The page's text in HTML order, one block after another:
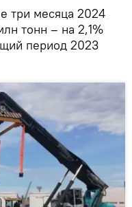
три месяца 2024
тонн – на 2,1%
период 2023